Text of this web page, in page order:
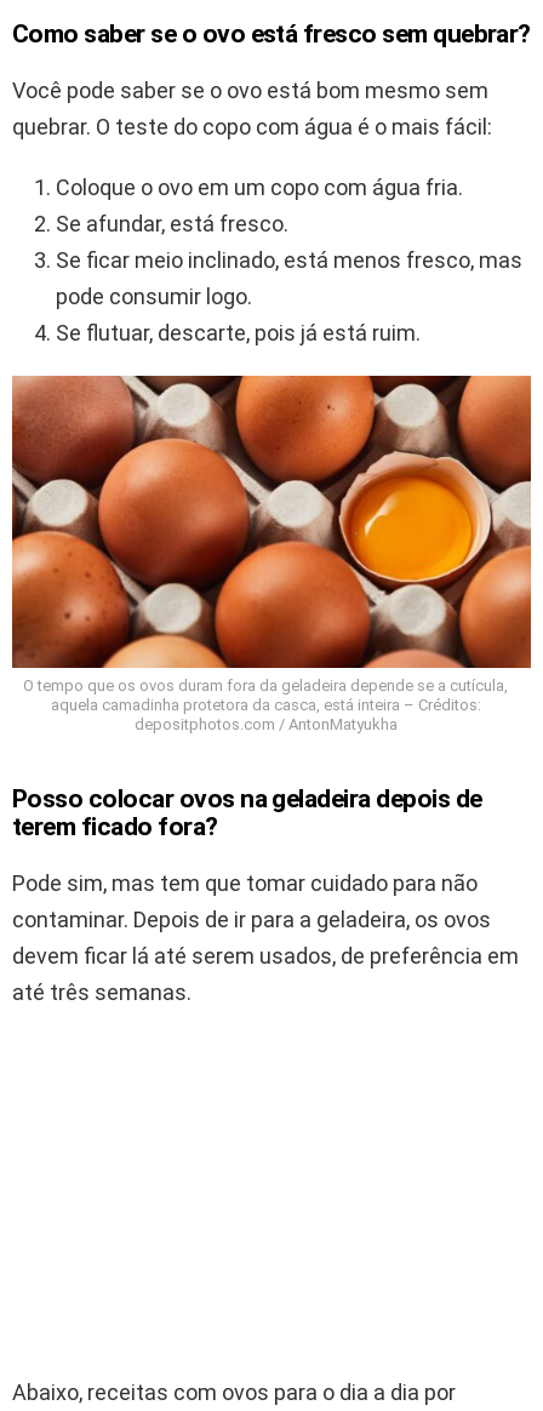
Como saber se o ovo está fresco sem quebrar?
Você pode saber se o ovo está bom mesmo sem
quebrar. O teste do copo com água é o mais fácil:
Coloque o ovo em um copo com água fria.
Se afundar, está fresco.
Se ficar meio inclinado, está menos fresco, mas
pode consumir logo.
Se flutuar, descarte, pois já está ruim.
O tempo que os ovos duram fora da geladeira depende se a cutícula,
aquela camadinha protetora da casca, está inteira – Créditos:
depositphotos.com / AntonMatyukha
Posso colocar ovos na geladeira depois de
terem ficado fora?
Pode sim, mas tem que tomar cuidado para não
contaminar. Depois de ir para a geladeira, os ovos
devem ficar lá até serem usados, de preferência em
até três semanas.
Abaixo, receitas com ovos para o dia a dia por